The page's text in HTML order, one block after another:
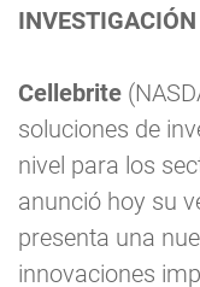
Cellebrite
soluciones de
nivel para los
anunció hoy su
presenta una
innovaciones